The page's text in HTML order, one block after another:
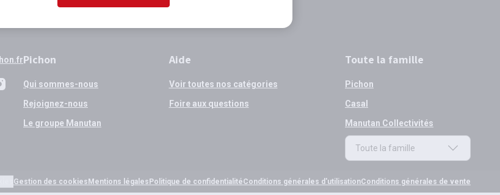
Pichon
Qui sommes-nous
Rejoignez-nous
Le groupe Manutan
Aide
Voir toutes nos catégories
Foire aux questions
Toute la famille
Pichon
Casal
Manutan Collectivités
Toute la famille
Gestion des cookies Mentions légales Politique de confidentialitéConditions générales d'utilisationConditions générales de vente